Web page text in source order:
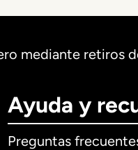
mediante retiros
Ayuda y
Preguntas